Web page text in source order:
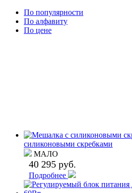
По популярности
По алфавиту
По цене
силиконовыми скребками
МАЛО
40 295 руб.
Подробнее